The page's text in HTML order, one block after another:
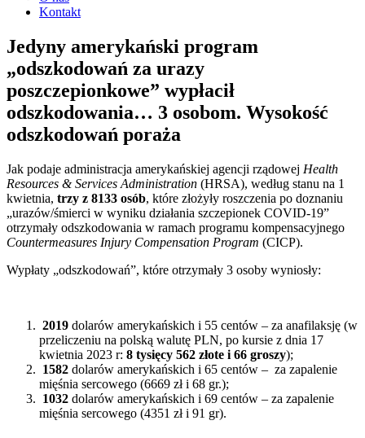
Kontakt
Jedyny amerykański program
„odszkodowań za urazy
poszczepionkowe” wypłacił
odszkodowania… 3 osobom. Wysokość
odszkodowań poraża
Jak podaje administracja amerykańskiej agencji rządowej Health
Resources & Services Administration (HRSA), według stanu na 1
kwietnia, trzy z 8133 osób, które złożyły roszczenia po doznaniu
„urazów/śmierci w wyniku działania szczepionek COVID-19”
otrzymały odszkodowania w ramach programu kompensacyjnego
Countermeasures Injury Compensation Program (CICP).
Wypłaty „odszkodowań”, które otrzymały 3 osoby wyniosły:
2019 dolarów amerykańskich i 55 centów – za anafilaksję (w
przeliczeniu na polską walutę PLN, po kursie z dnia 17
kwietnia 2023 r: 8 tysięcy 562 złote i 66 groszy);
1582 dolarów amerykańskich i 65 centów – za zapalenie
mięśnia sercowego (6669 zł i 68 gr.);
1032 dolarów amerykańskich i 69 centów – za zapalenie
mięśnia sercowego (4351 zł i 91 gr).